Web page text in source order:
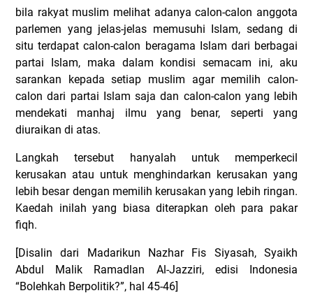
bila rakyat muslim melihat adanya calon-calon anggota
parlemen yang jelas-jelas memusuhi Islam, sedang di
situ terdapat calon-calon beragama Islam dari berbagai
partai Islam, maka dalam kondisi semacam ini, aku
sarankan kepada setiap muslim agar memilih calon-
calon dari partai Islam saja dan calon-calon yang lebih
mendekati manhaj ilmu yang benar, seperti yang
diuraikan di atas.
Langkah tersebut hanyalah untuk memperkecil
kerusakan atau untuk menghindarkan kerusakan yang
lebih besar dengan memilih kerusakan yang lebih ringan.
Kaedah inilah yang biasa diterapkan oleh para pakar
fiqh.
[Disalin dari Madarikun Nazhar Fis Siyasah, Syaikh
Abdul Malik Ramadlan Al-Jazziri, edisi Indonesia
“Bolehkah Berpolitik?”, hal 45-46]